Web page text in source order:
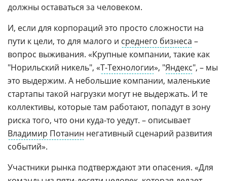
должны оставаться за человеком.
И, если для корпораций это просто сложности на
пути к цели, то для малого и среднего бизнеса –
вопрос выживания. «Крупные компании, такие как
"Норильский никель", «Т-Технологии», "Яндекс", – мы
это выдержим. А небольшие компании, маленькие
стартапы такой нагрузки могут не выдержать. И те
коллективы, которые там работают, попадут в зону
риска того, что они куда-то уедут. – описывает
Владимир Потанин негативный сценарий развития
событий».
Участники рынка подтверждают эти опасения. «Для